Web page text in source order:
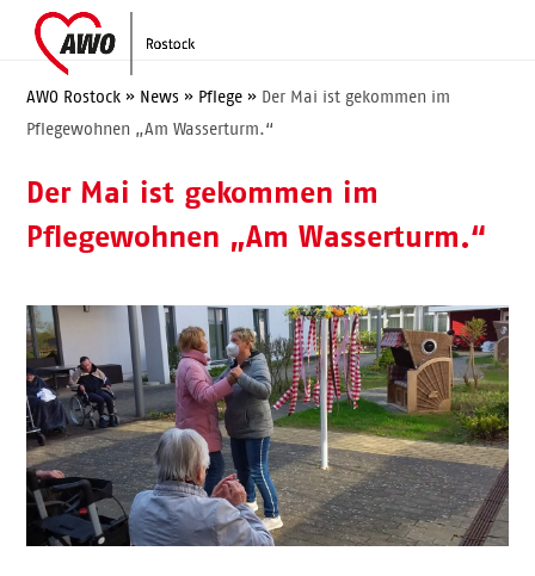
content
Open
mobile
menu
Close
mobile
menu
AWO Rostock » News » Pflege » Der Mai ist gekommen im
Pflegewohnen „Am Wasserturm.“
Der Mai ist gekommen im
Pflegewohnen „Am Wasserturm.“